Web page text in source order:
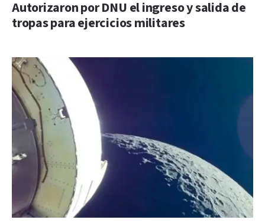
Autorizaron por DNU el ingreso y salida de
tropas para ejercicios militares